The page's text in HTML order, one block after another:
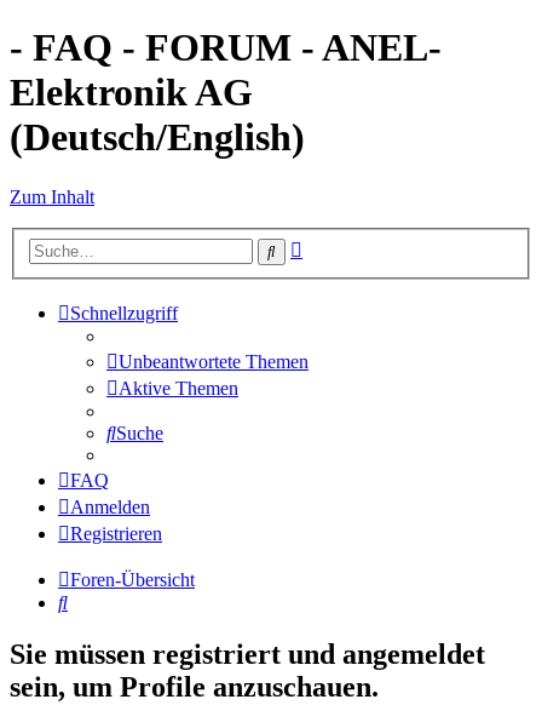
- FAQ - FORUM - ANEL-
Elektronik AG
(Deutsch/English)
Zum Inhalt
Suche
Schnellzugriff
Unbeantwortete Themen
Aktive Themen
Suche
FAQ
Anmelden
Registrieren
Foren-Übersicht
Suche
Sie müssen registriert und angemeldet
sein, um Profile anzuschauen.